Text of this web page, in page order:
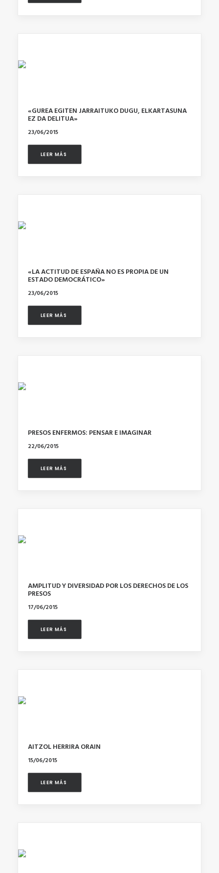
«GUREA EGITEN JARRAITUKO DUGU, ELKARTASUNA
EZ DA DELITUA»
23/06/2015
LEER MÁS
«LA ACTITUD DE ESPAÑA NO ES PROPIA DE UN
ESTADO DEMOCRÁTICO»
23/06/2015
LEER MÁS
PRESOS ENFERMOS: PENSAR E IMAGINAR
22/06/2015
LEER MÁS
AMPLITUD Y DIVERSIDAD POR LOS DERECHOS DE LOS
PRESOS
17/06/2015
LEER MÁS
AITZOL HERRIRA ORAIN
15/06/2015
LEER MÁS